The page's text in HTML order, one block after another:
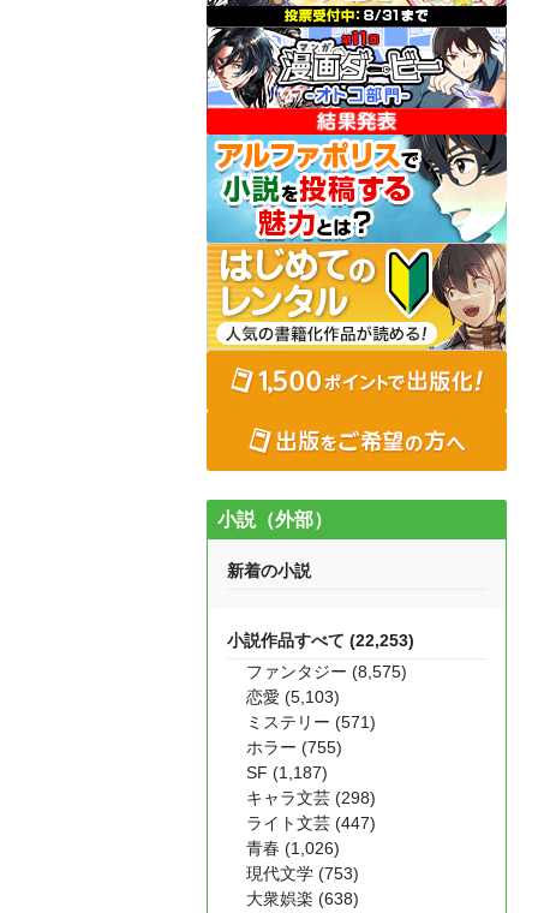
小説（外部）
新着の小説
小説作品すべて (22,253)
ファンタジー (8,575)
恋愛 (5,103)
ミステリー (571)
ホラー (755)
SF (1,187)
キャラ文芸 (298)
ライト文芸 (447)
青春 (1,026)
現代文学 (753)
大衆娯楽 (638)